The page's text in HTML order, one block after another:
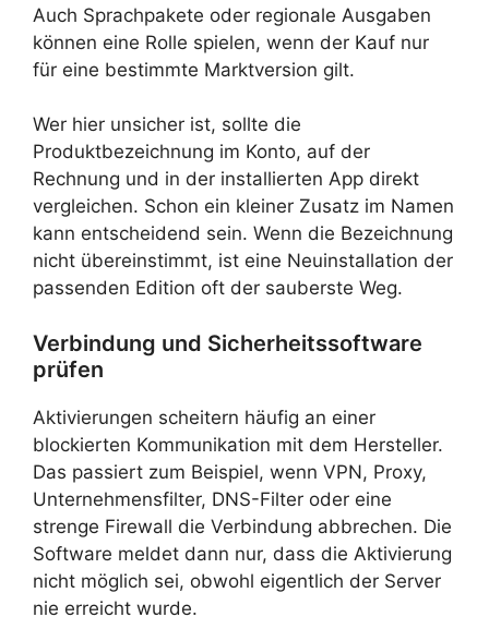
Auch Sprachpakete oder regionale Ausgaben
können eine Rolle spielen, wenn der Kauf nur
für eine bestimmte Marktversion gilt.
Wer hier unsicher ist, sollte die
Produktbezeichnung im Konto, auf der
Rechnung und in der installierten App direkt
vergleichen. Schon ein kleiner Zusatz im Namen
kann entscheidend sein. Wenn die Bezeichnung
nicht übereinstimmt, ist eine Neuinstallation der
passenden Edition oft der sauberste Weg.
Verbindung und Sicherheitssoftware
prüfen
Aktivierungen scheitern häufig an einer
blockierten Kommunikation mit dem Hersteller.
Das passiert zum Beispiel, wenn VPN, Proxy,
Unternehmensfilter, DNS-Filter oder eine
strenge Firewall die Verbindung abbrechen. Die
Software meldet dann nur, dass die Aktivierung
nicht möglich sei, obwohl eigentlich der Server
nie erreicht wurde.